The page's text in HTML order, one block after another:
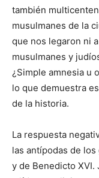
también
musulmanes de la
que nos legaron ni
musulmanes y
¿Simple amnesia u
lo que demuestra
de la historia.
La respuesta
las antípodas de
y de Benedicto XVI.